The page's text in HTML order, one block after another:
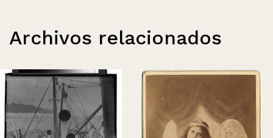
Archivos relacionados